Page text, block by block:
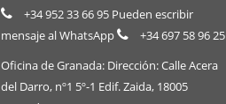
+34 952 33 66 95 Pueden escribir
mensaje al WhatsApp
+34 697 58 96 25
Oficina de Granada: Dirección: Calle Acera
del Darro, nº1 5º-1 Edif. Zaida, 18005